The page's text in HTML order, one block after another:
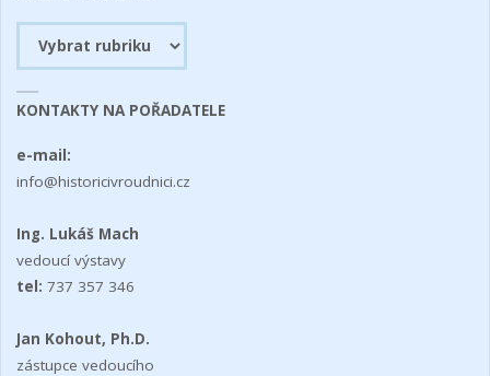
příspěvků
KONTAKTY NA POŘADATELE
e-mail:
info@historicivroudnici.cz
Ing. Lukáš Mach
vedoucí výstavy
tel: 737 357 346
Jan Kohout, Ph.D.
zástupce vedoucího